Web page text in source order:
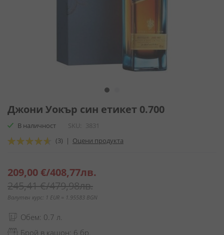
към
началото
на
галерия
със
Джони Уокър син етикет 0.700
В наличност SKU
3831
Оценка:
(3) | Оцени продукта
Специална
209,00 €/408,77лв.
245,41 €/479,98лв.
Валутен курс: 1 EUR = 1.95583 BGN
Обем: 0.7 л.
Брой в кашон: 6 бр.